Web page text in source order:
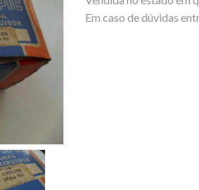
Em caso de dúvidas